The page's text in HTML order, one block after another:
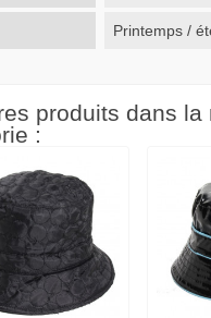
Printemps /
produits dans la
: